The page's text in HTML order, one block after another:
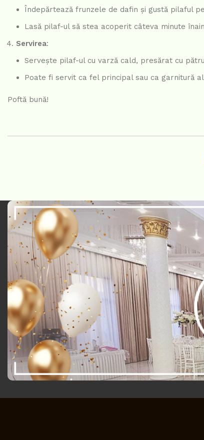
Îndepărtează frunzele de dafin și gustă pilaful
Lasă pilaf-ul să stea acoperit câteva minute
Servirea:
Servește pilaf-ul cu varză cald, presărat cu
Poate fi servit ca fel principal sau ca garnitură
Poftă bună!